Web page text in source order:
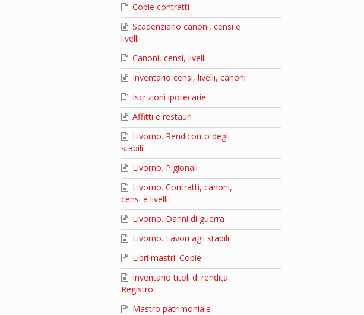
Copie contratti
Scadenziario canoni, censi e
livelli
Canoni, censi, livelli
Inventario censi, livelli, canoni
Iscrizioni ipotecarie
Affitti e restauri
Livorno. Rendiconto degli
stabili
Livorno. Pigionali
Livorno. Contratti, canoni,
censi e livelli
Livorno. Danni di guerra
Livorno. Lavori agli stabili
Libri mastri. Copie
Inventario titoli di rendita.
Registro
Mastro patrimoniale